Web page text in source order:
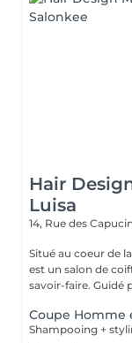
Hair
Luisa
14, Rue des
Situé au coeur de
est un salon de
savoir-faire. Guidé
Coupe Homme
Shampooing +